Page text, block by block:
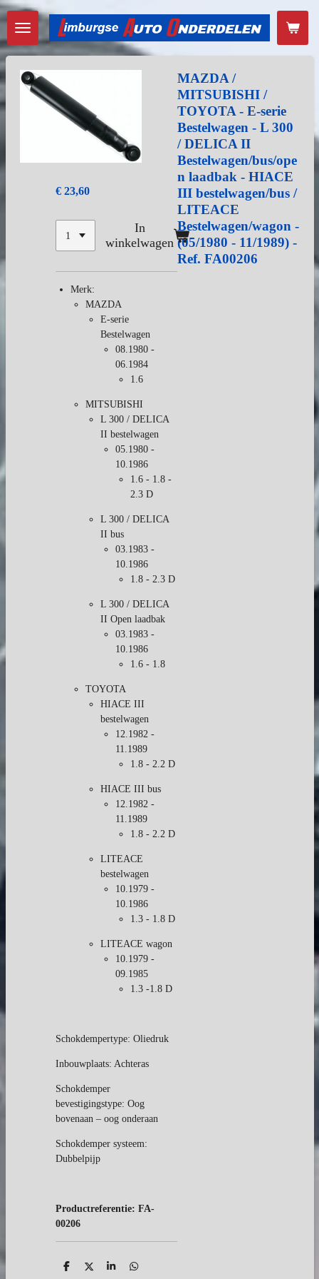
Ga
direct
naar
de
hoofdinhoud
MAZDA /
MITSUBISHI /
TOYOTA - E-serie
Bestelwagen - L 300
/ DELICA II
Bestelwagen/bus/ope
n laadbak - HIACE
III bestelwagen/bus /
LITEACE
Bestelwagen/wagon -
(05/1980 - 11/1989) -
Ref. FA00206
€ 23,60
In
winkelwagen
Merk:
MAZDA
E-serie
Bestelwagen
08.1980 -
06.1984
1.6
MITSUBISHI
L 300 / DELICA
II bestelwagen
05.1980 -
10.1986
1.6 - 1.8 -
2.3 D
L 300 / DELICA
II bus
03.1983 -
10.1986
1.8 - 2.3 D
L 300 / DELICA
II Open laadbak
03.1983 -
10.1986
1.6 - 1.8
TOYOTA
HIACE III
bestelwagen
12.1982 -
11.1989
1.8 - 2.2 D
HIACE III bus
12.1982 -
11.1989
1.8 - 2.2 D
LITEACE
bestelwagen
10.1979 -
10.1986
1.3 - 1.8 D
LITEACE wagon
10.1979 -
09.1985
1.3 -1.8 D
Schokdempertype: Oliedruk
Inbouwplaats: Achteras
Schokdemper
bevestigingstype: Oog
bovenaan – oog onderaan
Schokdemper systeem:
Dubbelpijp
Productreferentie: FA-
00206
D
D
S
D